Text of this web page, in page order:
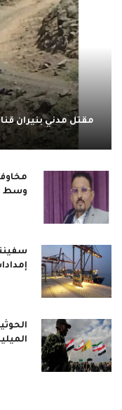
مقتل مدني بنيران
وسط